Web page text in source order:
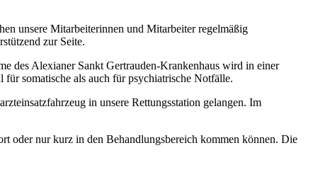
unsere Mitarbeiterinnen und Mitarbeiter regelmäßig
zur Seite.
des Alexianer Sankt Gertrauden-Krankenhaus wird in einer
somatische als auch für psychiatrische Notfälle.
in unsere Rettungsstation gelangen. Im
oder nur kurz in den Behandlungsbereich kommen können. Die